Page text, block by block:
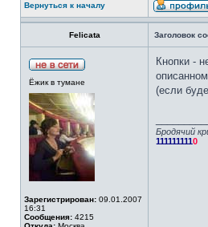
Вернуться к началу
Felicata Заголовок
Ёжик в тумане
Зарегистрирован: 09.01.2007
16:31
Сообщения: 4215
Кнопки -
(если
Бродячий
1111111110